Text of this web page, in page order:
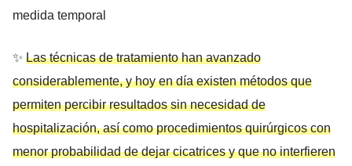
medida temporal
✨ Las técnicas de tratamiento han avanzado
considerablemente, y hoy en día existen métodos que
permiten percibir resultados sin necesidad de
hospitalización, así como procedimientos quirúrgicos con
menor probabilidad de dejar cicatrices y que no interfieren